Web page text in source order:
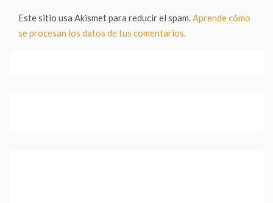
Este sitio usa Akismet para reducir el spam.Aprende cómo
se procesan los datos de tus comentarios.